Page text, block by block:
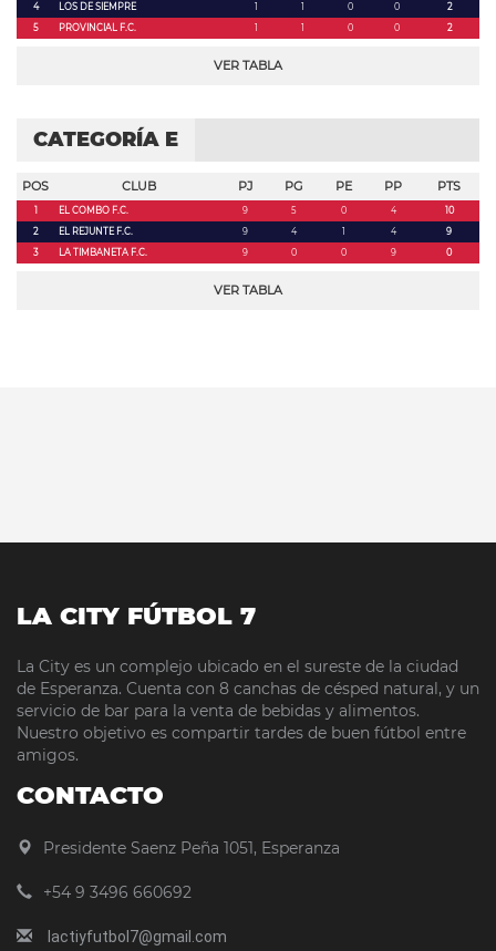
4
LOS DE SIEMPRE 1 1 0 0
2
5
PROVINCIAL F.C. 1 1 0 0 2
VER TABLA
CATEGORÍA E
POS CLUB PJ PG PE PP PTS
1 EL COMBO F.C. 9 5 0 4
10
2
EL REJUNTE F.C. 9 4 1 4
9
3
LA TIMBANETA F.C. 9 0 0 9 0
VER TABLA
LA CITY FÚTBOL 7
La City es un complejo ubicado en el sureste de la ciudad
de Esperanza. Cuenta con 8 canchas de césped natural, y un
servicio de bar para la venta de bebidas y alimentos.
Nuestro objetivo es compartir tardes de buen fútbol entre
amigos.
CONTACTO
Presidente Saenz Peña 1051, Esperanza
+54 9 3496 660692
lactiyfutbol7@gmail.com